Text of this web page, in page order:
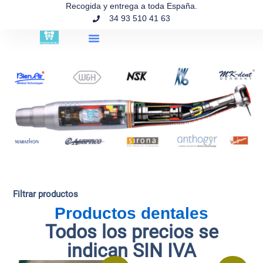
Recogida y entrega a toda España.
34 93 510 41 63
Filtrar productos
Productos dentales
Todos los precios se
indican SIN IVA